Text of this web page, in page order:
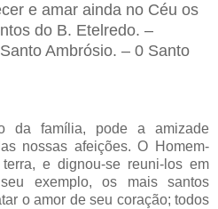
e amar ainda no Céu os
do B. Etelredo. –
Ambrósio. – 0 Santo
da família, pode a amizade
nossas afeições. O Homem-
e dignou-se reuni-los em
exemplo, os mais santos
o amor de seu coração; todos